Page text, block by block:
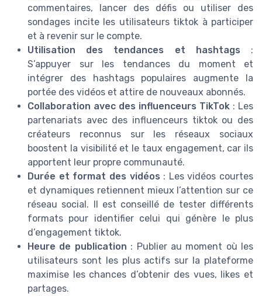
commentaires, lancer des défis ou utiliser des
sondages incite les utilisateurs tiktok à participer
et à revenir sur le compte.
Utilisation des tendances et hashtags :
S’appuyer sur les tendances du moment et
intégrer des hashtags populaires augmente la
portée des vidéos et attire de nouveaux abonnés.
Collaboration avec des influenceurs TikTok : Les
partenariats avec des influenceurs tiktok ou des
créateurs reconnus sur les réseaux sociaux
boostent la visibilité et le taux engagement, car ils
apportent leur propre communauté.
Durée et format des vidéos : Les vidéos courtes
et dynamiques retiennent mieux l’attention sur ce
réseau social. Il est conseillé de tester différents
formats pour identifier celui qui génère le plus
d’engagement tiktok.
Heure de publication : Publier au moment où les
utilisateurs sont les plus actifs sur la plateforme
maximise les chances d’obtenir des vues, likes et
partages.